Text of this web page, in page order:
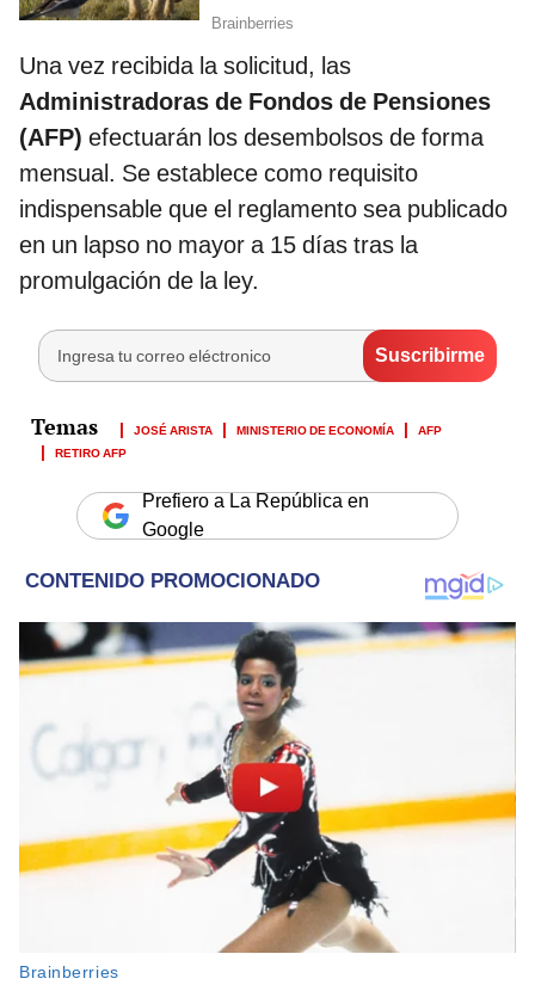
Una vez recibida la solicitud, las
Administradoras de Fondos de Pensiones
(AFP) efectuarán los desembolsos de forma
mensual. Se establece como requisito
indispensable que el reglamento sea publicado
en un lapso no mayor a 15 días tras la
promulgación de la ley.
JOSÉ ARISTA MINISTERIO DE ECONOMÍA
AFP
RETIRO AFP
Prefiero a La República en
Google